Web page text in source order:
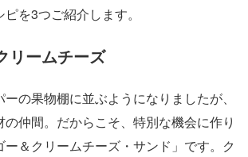
を3つご紹介します。
リームチーズ
の果物棚に並ぶようになりましたが、
の仲間。だからこそ、特別な機会に作り
ー＆クリームチーズ・サンド」です。ク